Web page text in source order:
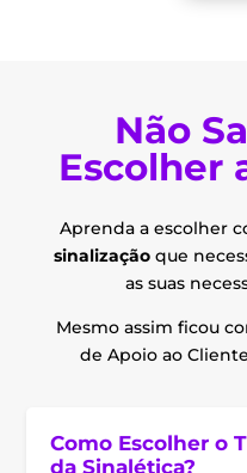
Não
Escolher
Aprenda a escolher
sinalização que
as suas
Mesmo assim ficou
de Apoio ao
Como Escolher o
da Sinalética?